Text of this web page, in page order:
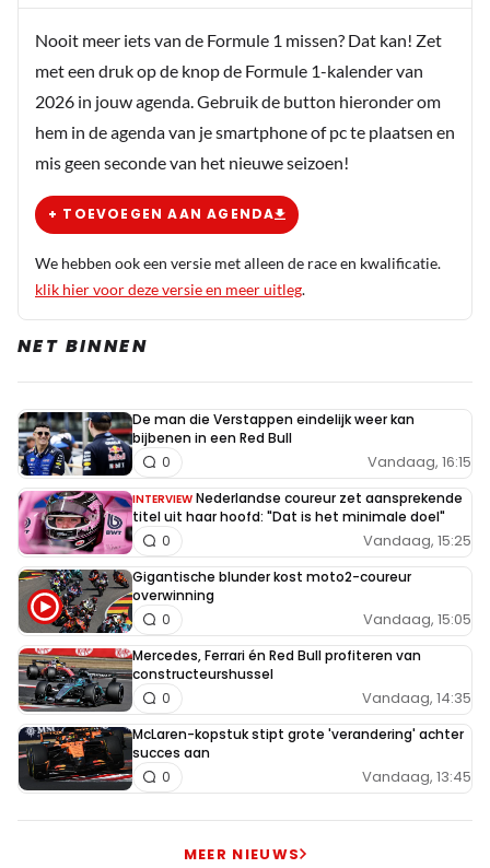
Nooit meer iets van de Formule 1 missen? Dat kan! Zet
met een druk op de knop de Formule 1-kalender van
2026 in jouw agenda. Gebruik de button hieronder om
hem in de agenda van je smartphone of pc te plaatsen en
mis geen seconde van het nieuwe seizoen!
+ TOEVOEGEN AAN AGENDA
We hebben ook een versie met alleen de race en kwalificatie.
klik hier voor deze versie en meer uitleg.
NET BINNEN
De man die Verstappen eindelijk weer kan
bijbenen in een Red Bull
Vandaag, 16:15
0
INTERVIEW Nederlandse coureur zet aansprekende
titel uit haar hoofd: "Dat is het minimale doel"
Vandaag, 15:25
0
Gigantische blunder kost moto2-coureur
overwinning
Vandaag, 15:05
0
Mercedes, Ferrari én Red Bull profiteren van
constructeurshussel
Vandaag, 14:35
0
McLaren-kopstuk stipt grote 'verandering' achter
succes aan
Vandaag, 13:45
0
MEER NIEUWS